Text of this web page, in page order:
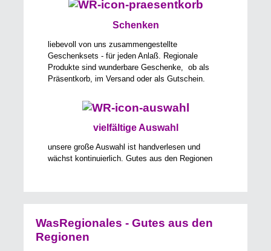
Schenken
liebevoll von uns zusammengestellte
Geschenksets - für jeden Anlaß. Regionale
Produkte sind wunderbare Geschenke, ob als
Präsentkorb, im Versand oder als Gutschein.
vielfältige Auswahl
unsere große Auswahl ist handverlesen und
wächst kontinuierlich. Gutes aus den Regionen
WasRegionales - Gutes aus den
Regionen